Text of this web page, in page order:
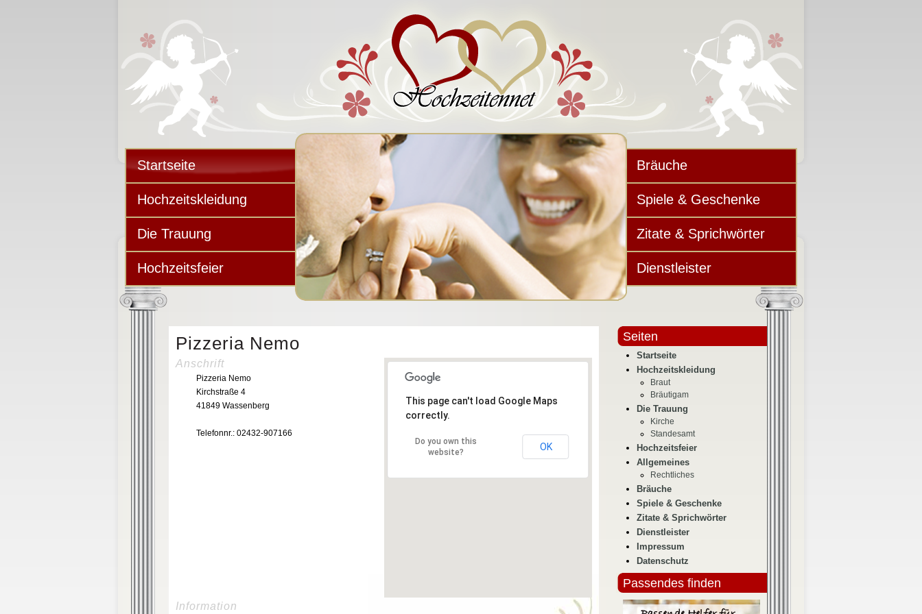
Startseite
Hochzeitskleidung
Die Trauung
Hochzeitsfeier
Bräuche
Spiele & Geschenke
Zitate & Sprichwörter
Dienstleister
Pizzeria Nemo
This page can't load Google Maps
correctly.
Do you own this
website?
OK
Anschrift
Pizzeria Nemo
Kirchstraße 4
41849 Wassenberg
Telefonnr.: 02432-907166
Information
Seiten
Startseite
Hochzeitskleidung
Braut
Bräutigam
Die Trauung
Kirche
Standesamt
Hochzeitsfeier
Allgemeines
Rechtliches
Bräuche
Spiele & Geschenke
Zitate & Sprichwörter
Dienstleister
Impressum
Datenschutz
Passendes finden